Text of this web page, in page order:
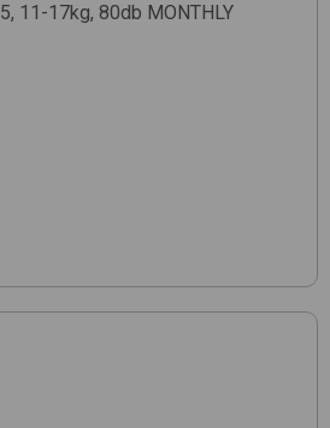
11-17kg, 80db MONTHLY